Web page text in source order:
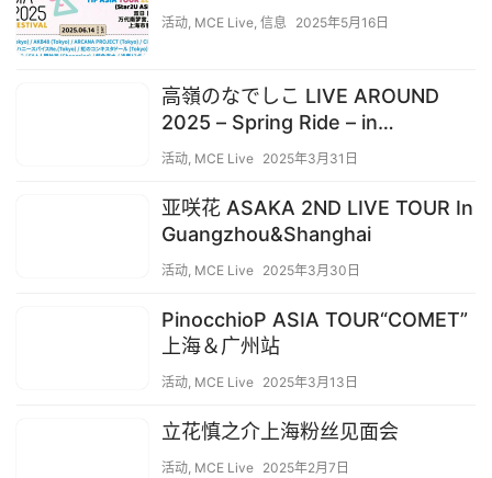
活动, MCE Live, 信息 2025年5月16日
高嶺のなでしこ LIVE AROUND
2025 – Spring Ride – in
Guangzhou&Shanghai
活动, MCE Live 2025年3月31日
亚咲花 ASAKA 2ND LIVE TOUR In
Guangzhou&Shanghai
活动, MCE Live 2025年3月30日
PinocchioP ASIA TOUR“COMET”
上海＆广州站
活动, MCE Live 2025年3月13日
立花慎之介上海粉丝见面会
活动, MCE Live 2025年2月7日